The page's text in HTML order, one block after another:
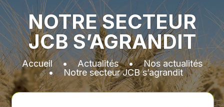
NOTRE SECTEUR
JCB S’AGRANDIT
Accueil•Actualités•Nos actualités
• Notre secteur JCB s’agrandit